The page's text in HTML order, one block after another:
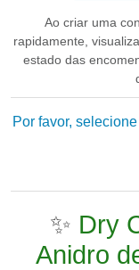
Ao criar uma
rapidamente,
estado das
Por favor,
✨ Dry
Anidro